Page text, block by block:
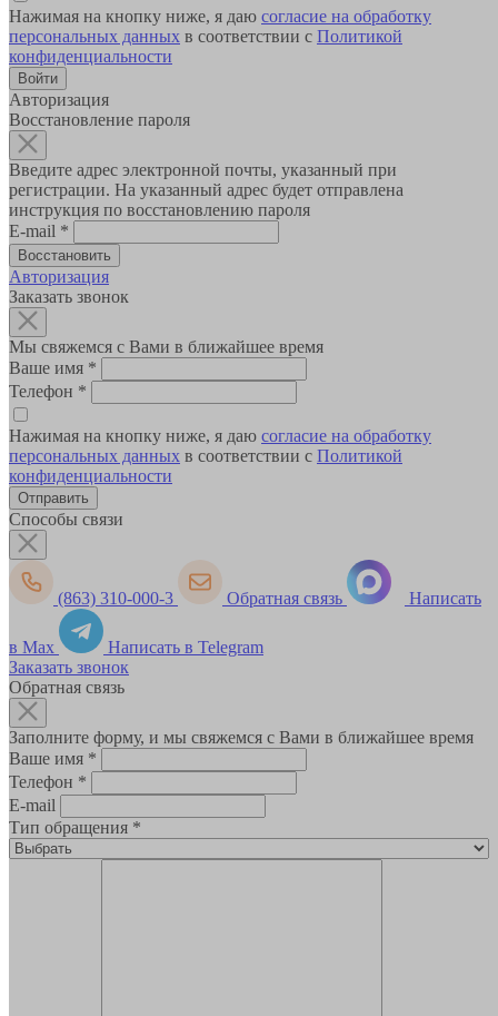
Нажимая на кнопку ниже, я даю согласие на обработку
персональных данных в соответствии с Политикой
конфиденциальности
Авторизация
Восстановление пароля
Введите адрес электронной почты, указанный при
регистрации. На указанный адрес будет отправлена
инструкция по восстановлению пароля
E-mail *
Авторизация
Заказать звонок
Мы свяжемся с Вами в ближайшее время
Ваше имя *
Телефон *
Нажимая на кнопку ниже, я даю согласие на обработку
персональных данных в соответствии с Политикой
конфиденциальности
Способы связи
(863) 310-000-3 Обратная связь Написать
в Max
Написать в Telegram
Заказать звонок
Обратная связь
Заполните форму, и мы свяжемся с Вами в ближайшее время
Ваше имя *
Телефон *
E-mail
Тип обращения *